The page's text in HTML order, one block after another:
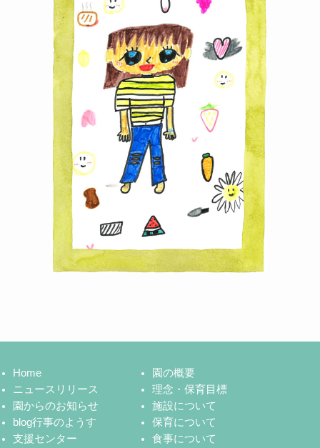
Home
ニュースリリース
園からのお知らせ
blog行事のようす
支援センター
園の概要
理念・保育目標
施設について
保育について
食事について